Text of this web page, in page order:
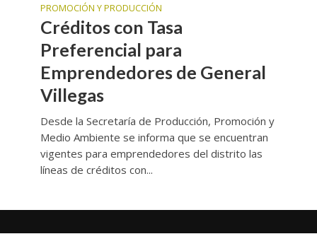
PROMOCIÓN Y PRODUCCIÓN
Créditos con Tasa
Preferencial para
Emprendedores de General
Villegas
Desde la Secretaría de Producción, Promoción y
Medio Ambiente se informa que se encuentran
vigentes para emprendedores del distrito las
líneas de créditos con...